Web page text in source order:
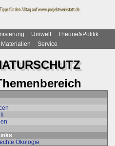
Umwelt
Theorie&Politik
Materialien
Service
Ökologie